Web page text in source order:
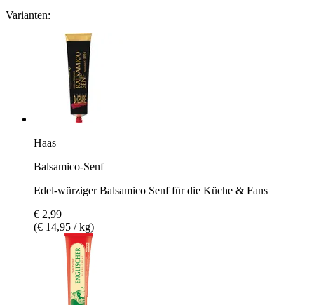
Varianten:
Haas
Balsamico-Senf
Edel-würziger Balsamico Senf für die Küche & Fans
€ 2,99
(€ 14,95 / kg)